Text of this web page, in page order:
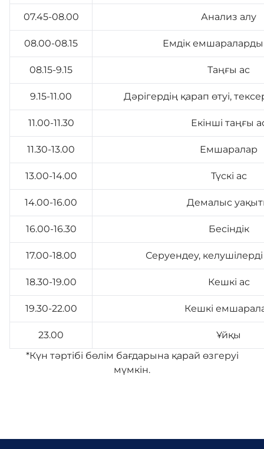
07.45-08.00 Анализ алу
08.00-08.15 Емдік
08.15-9.15 Таңғы ас
9.15-11.00 Дәрігердің қарап өтуі,
11.00-11.30 Екінші таңғы
11.30-13.00 Емшаралар
13.00-14.00 Түскі ас
14.00-16.00 Демалыс
16.00-16.30 Бесіндік
17.00-18.00 Серуендеу,
18.30-19.00 Кешкі ас
19.30-22.00 Кешкі
23.00
Ұйқы
*Күн тәртібі бөлім бағдарына қарай өзгеруі
мүмкін.